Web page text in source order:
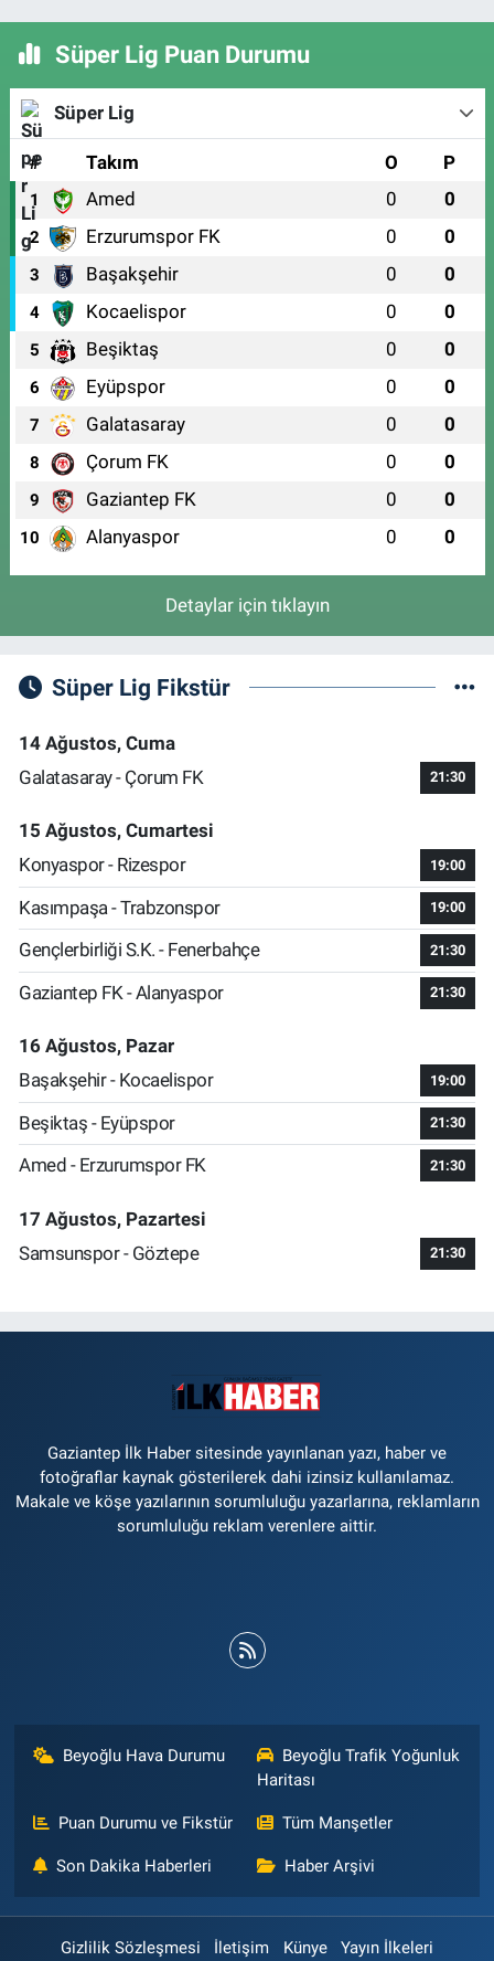
Süper Lig Puan Durumu
Süper Lig
# Takım O P
1 Amed 0 0
2 Erzurumspor FK 0 0
3 Başakşehir 0 0
4 Kocaelispor 0 0
5 Beşiktaş 0 0
6 Eyüpspor 0 0
7 Galatasaray 0 0
8 Çorum FK 0 0
9 Gaziantep FK 0 0
10 Alanyaspor 0 0
Detaylar için tıklayın
Süper Lig Fikstür
14 Ağustos, Cuma
Galatasaray - Çorum FK
21:30
15 Ağustos, Cumartesi
Konyaspor - Rizespor
19:00
Kasımpaşa - Trabzonspor 19:00
Gençlerbirliği S.K. - Fenerbahçe 21:30
Gaziantep FK - Alanyaspor 21:30
16 Ağustos, Pazar
Başakşehir - Kocaelispor
19:00
Beşiktaş - Eyüpspor 21:30
Amed - Erzurumspor FK 21:30
17 Ağustos, Pazartesi
Samsunspor - Göztepe
21:30
Gaziantep İlk Haber sitesinde yayınlanan yazı, haber ve
fotoğraflar kaynak gösterilerek dahi izinsiz kullanılamaz.
Makale ve köşe yazılarının sorumluluğu yazarlarına, reklamların
sorumluluğu reklam verenlere aittir.
Beyoğlu Hava Durumu
Beyoğlu Trafik Yoğunluk
Haritası
Puan Durumu ve Fikstür Tüm Manşetler
Son Dakika Haberleri Haber Arşivi
Gizlilik Sözleşmesi İletişim Künye Yayın İlkeleri